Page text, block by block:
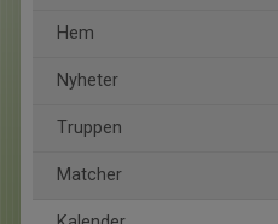
Hem
Nyheter
Truppen
Matcher